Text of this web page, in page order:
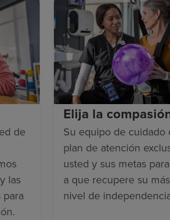
de
las
Elija la
Su equipo de cuidado
plan de atención
usted y sus metas
a que recupere su
nivel de